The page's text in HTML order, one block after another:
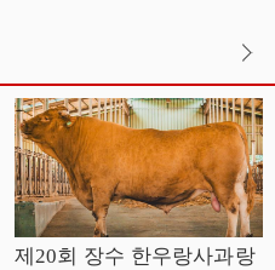
제20회 장수 한우랑사과랑